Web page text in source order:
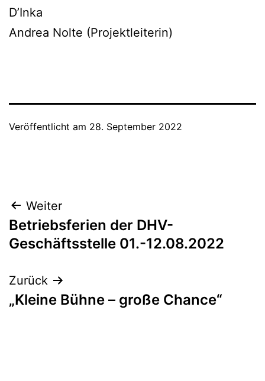
D’Inka
Andrea Nolte (Projektleiterin)
Veröffentlicht am 28. September 2022
Beitragsnavigation
Weiter
Betriebsferien der DHV-
Geschäftsstelle 01.-12.08.2022
Zurück
„Kleine Bühne – große Chance“